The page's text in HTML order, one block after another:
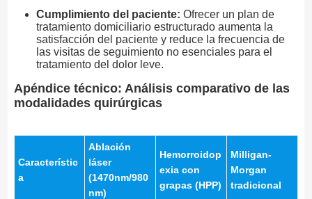
Cumplimiento del paciente: Ofrecer un plan de
tratamiento domiciliario estructurado aumenta la
satisfacción del paciente y reduce la frecuencia de
las visitas de seguimiento no esenciales para el
tratamiento del dolor leve.
Apéndice técnico: Análisis comparativo de las
modalidades quirúrgicas
Característic
a
Ablación
láser
(1470nm/980
nm)
Hemorroidop
exia con
grapas (HPP)
Milligan-
Morgan
tradicional